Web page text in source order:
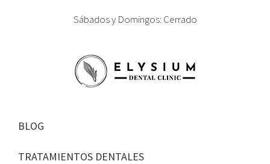
Sábados y Domingos: Cerrado
BLOG
TRATAMIENTOS DENTALES